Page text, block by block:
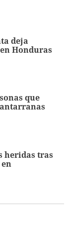
deja
Honduras
que
heridas tras